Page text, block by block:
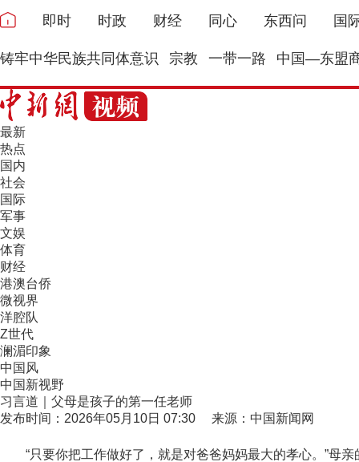
即时 时政 财经 同心 东西问 国
铸牢中华民族共同体意识 宗教 一带一路 中国—东盟
最新
热点
国内
社会
国际
军事
文娱
体育
财经
港澳台侨
微视界
洋腔队
Z世代
澜湄印象
中国风
中国新视野
习言道｜父母是孩子的第一任老师
发布时间：2026年05月10日 07:30 来源：中国新闻网
“只要你把工作做好了，就是对爸爸妈妈最大的孝心。”母亲